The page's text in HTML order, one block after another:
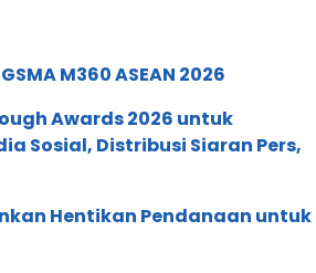
M360 ASEAN 2026
Awards 2026 untuk
Sosial, Distribusi Siaran Pers,
Hentikan Pendanaan untuk